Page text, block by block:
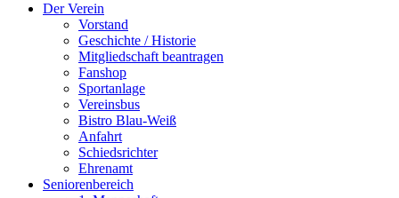
Der Verein
Vorstand
Geschichte / Historie
Mitgliedschaft beantragen
Fanshop
Sportanlage
Vereinsbus
Bistro Blau-Weiß
Anfahrt
Schiedsrichter
Ehrenamt
Seniorenbereich